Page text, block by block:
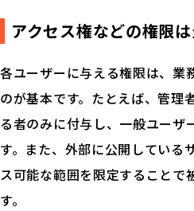
アクセス権などの権限
各ユーザーに与える権限は、業
のが基本です。たとえば、管理
る者のみに付与し、一般ユーザ
す。また、外部に公開している
ス可能な範囲を限定することで
す。